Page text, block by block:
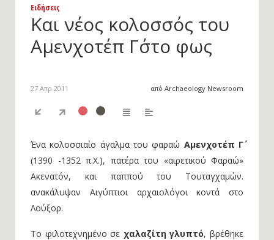
Ειδήσεις
Και νέος κολοσσός του
Αμενχοτέπ Γ΄στο φως
27 Απρ 2011 από Archaeology Newsroom
Ένα κολοσσιαίο άγαλμα του φαραώ Αμενχοτέπ Γ΄
(1390 -1352 π.Χ.), πατέρα του «αιρετικού Φαραώ»
Ακενατόν, και παππού του Τουταγχαμών.
ανακάλυψαν Αιγύπτιοι αρχαιολόγοι κοντά στο
Λούξορ.
Το φιλοτεχνημένο σε χαλαζίτη γλυπτό, βρέθηκε